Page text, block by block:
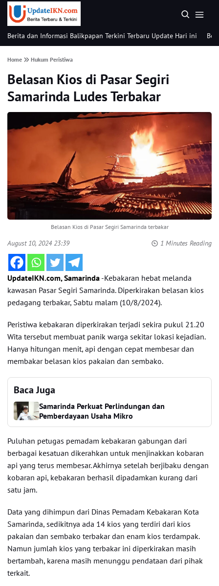
Berita dan Informasi Balikpapan Terkini Terbaru Update Hari ini
Home Hukum Peristiwa
Belasan Kios di Pasar Segiri
Samarinda Ludes Terbakar
Belasan Kios di Pasar Segiri Samarinda terbakar
August 10, 2024 23:39 1 Minutes Reading
UpdateIKN.com, Samarinda -Kebakaran hebat melanda
kawasan Pasar Segiri Samarinda. Diperkirakan belasan kios
pedagang terbakar, Sabtu malam (10/8/2024).
Peristiwa kebakaran diperkirakan terjadi sekira pukul 21.20
Wita tersebut membuat panik warga sekitar lokasi kejadian.
Hanya hitungan menit, api dengan cepat membesar dan
membakar belasan kios pakaian dan sembako.
Baca Juga
Samarinda Perkuat Perlindungan dan
Pemberdayaan Usaha Mikro
Puluhan petugas pemadam kebakaran gabungan dari
berbagai kesatuan dikerahkan untuk menjinakkan kobaran
api yang terus membesar. Akhirnya setelah berjibaku dengan
kobaran api, kebakaran berhasil dipadamkan kurang dari
satu jam.
Data yang dihimpun dari Dinas Pemadam Kebakaran Kota
Samarinda, sedikitnya ada 14 kios yang terdiri dari kios
pakaian dan sembako terbakar dan enam kios terdampak.
Namun jumlah kios yang terbakar ini diperkirakan masih
bertambah, karena masih menunggu pendataan dari pihak
terkait.